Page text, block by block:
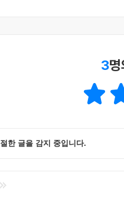
수 없는 사람이다.
한 번도 만나보지 못한 최고의
정을 재치와 활기로 표현하는
3
한 글을 감지 중입니다.